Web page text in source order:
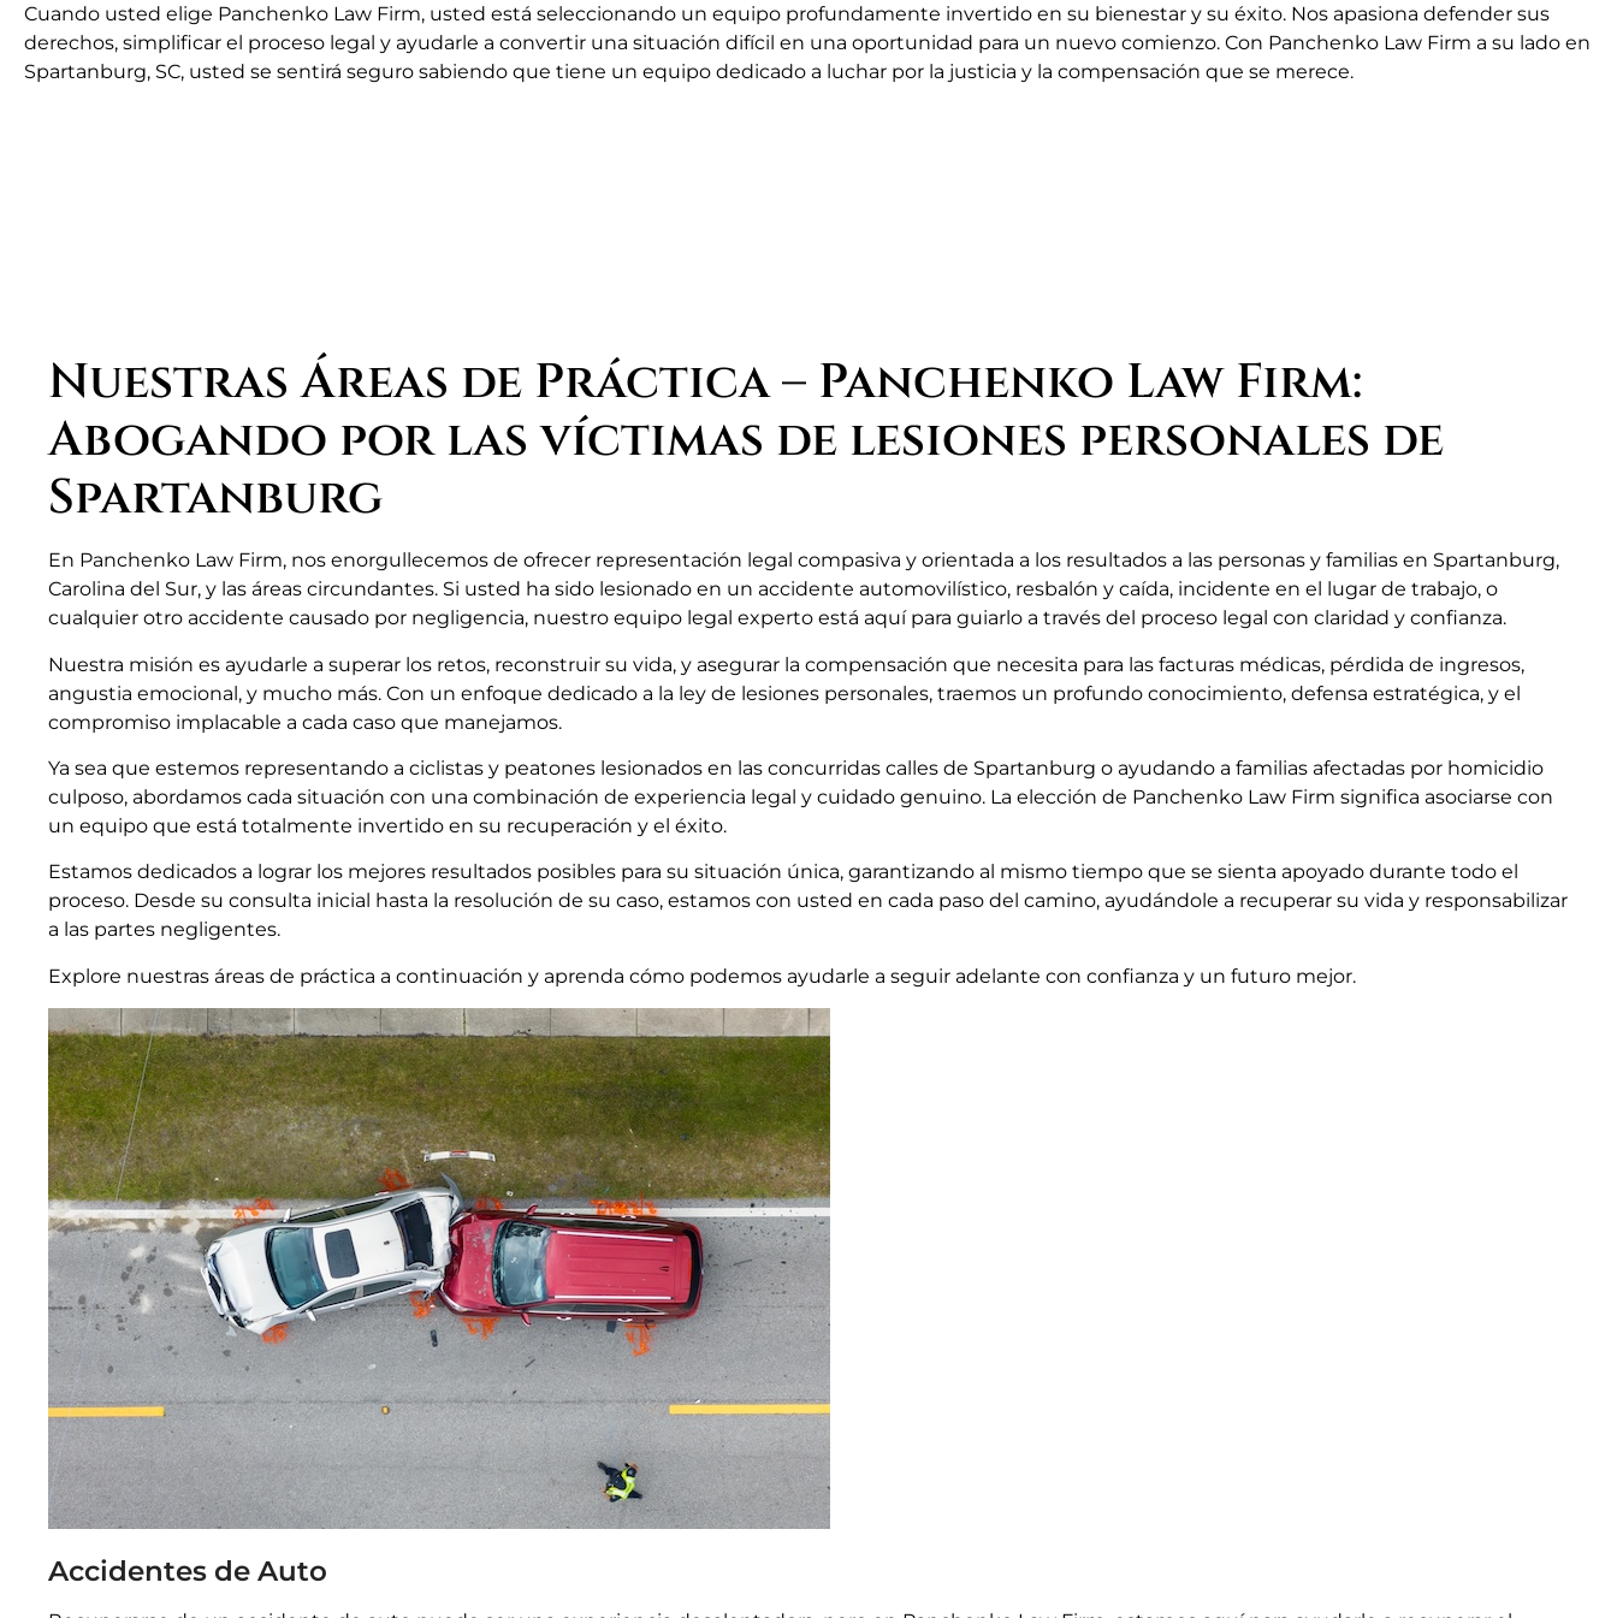
Cuando usted elige Panchenko Law Firm, usted está seleccionando un equipo profundamente invertido en su bienestar y su éxito. Nos apasiona defender sus
derechos, simplificar el proceso legal y ayudarle a convertir una situación difícil en una oportunidad para un nuevo comienzo. Con Panchenko Law Firm a su lado en
Spartanburg, SC, usted se sentirá seguro sabiendo que tiene un equipo dedicado a luchar por la justicia y la compensación que se merece.
Nuestras Áreas de Práctica – Panchenko Law Firm:
Abogando por las víctimas de lesiones personales de
Spartanburg
En Panchenko Law Firm, nos enorgullecemos de ofrecer representación legal compasiva y orientada a los resultados a las personas y familias en Spartanburg,
Carolina del Sur, y las áreas circundantes. Si usted ha sido lesionado en un accidente automovilístico, resbalón y caída, incidente en el lugar de trabajo, o
cualquier otro accidente causado por negligencia, nuestro equipo legal experto está aquí para guiarlo a través del proceso legal con claridad y confianza.
Nuestra misión es ayudarle a superar los retos, reconstruir su vida, y asegurar la compensación que necesita para las facturas médicas, pérdida de ingresos,
angustia emocional, y mucho más. Con un enfoque dedicado a la ley de lesiones personales, traemos un profundo conocimiento, defensa estratégica, y el
compromiso implacable a cada caso que manejamos.
Ya sea que estemos representando a ciclistas y peatones lesionados en las concurridas calles de Spartanburg o ayudando a familias afectadas por homicidio
culposo, abordamos cada situación con una combinación de experiencia legal y cuidado genuino. La elección de Panchenko Law Firm significa asociarse con
un equipo que está totalmente invertido en su recuperación y el éxito.
Estamos dedicados a lograr los mejores resultados posibles para su situación única, garantizando al mismo tiempo que se sienta apoyado durante todo el
proceso. Desde su consulta inicial hasta la resolución de su caso, estamos con usted en cada paso del camino, ayudándole a recuperar su vida y responsabilizar
a las partes negligentes.
Explore nuestras áreas de práctica a continuación y aprenda cómo podemos ayudarle a seguir adelante con confianza y un futuro mejor.
Accidentes de Auto